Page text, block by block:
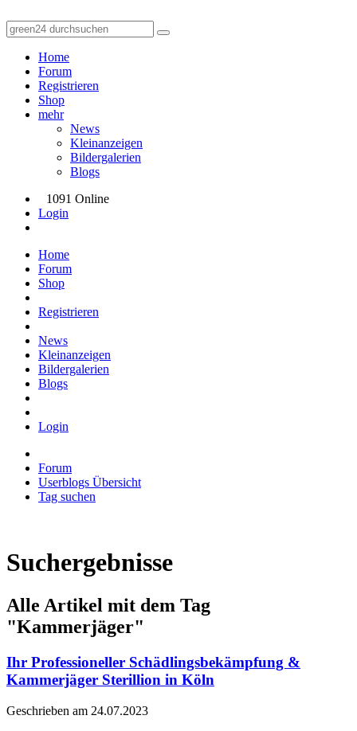
Home
Forum
Registrieren
Shop
mehr
News
Kleinanzeigen
Bildergalerien
Blogs
1091 Online
Login
Home
Forum
Shop
Registrieren
News
Kleinanzeigen
Bildergalerien
Blogs
Login
Forum
Userblogs Übersicht
Tag suchen
Suchergebnisse
Alle Artikel mit dem Tag
"Kammerjäger"
Ihr Professioneller Schädlingsbekämpfung &
Kammerjäger Sterillion in Köln
Geschrieben am 24.07.2023